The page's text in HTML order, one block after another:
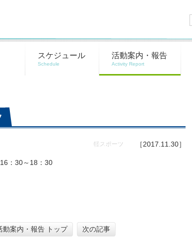
スケジュール 活動案内・報告
軽スポーツ ［2017.11.30］
30～18：30
動案内・報告 トップ 次の記事